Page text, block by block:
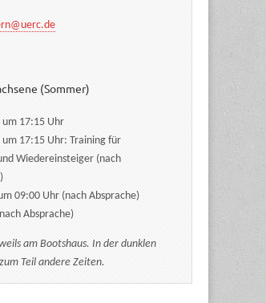
(Sommer)
17:15 Uhr
17:15 Uhr: Training für
Wiedereinsteiger (nach
09:00 Uhr (nach Absprache)
Absprache)
am Bootshaus. In der dunklen
Teil andere Zeiten.